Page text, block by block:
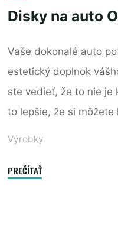
Disky na auto
Vaše dokonalé auto
estetický doplnok
ste vedieť, že to nie je
to lepšie, že si
Výrobky
PREČÍTAŤ"Disky